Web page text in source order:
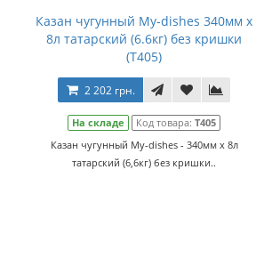
Казан чугунный Мy-dishes 340мм x
8л татарский (6.6кг) без кришки
(Т405)
2 202 грн.
На складе Код товара:Т405
Казан чугунный Мy-dishes - 340мм x 8л
татарский (6,6кг) без кришки..